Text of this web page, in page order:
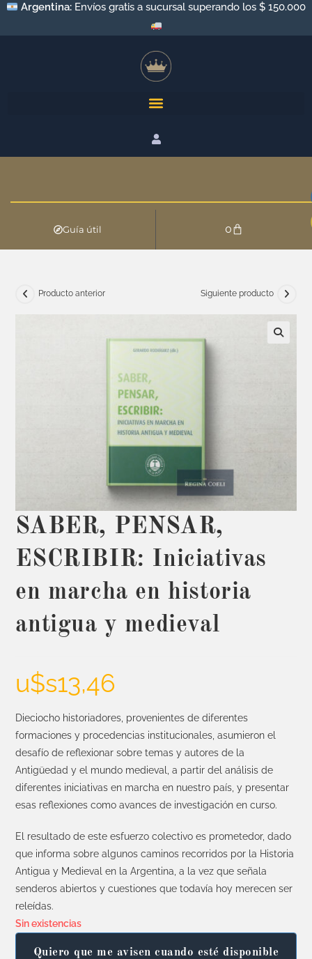
Argentina: Envíos gratis a sucursal superando los $ 150.000
Guía útil 0
Producto anterior Siguiente producto
SABER, PENSAR,
ESCRIBIR: Iniciativas
en marcha en historia
antigua y medieval
u$s13,46
Dieciocho historiadores, provenientes de diferentes
formaciones y procedencias institucionales, asumieron el
desafío de reflexionar sobre temas y autores de la
Antigüedad y el mundo medieval, a partir del análisis de
diferentes iniciativas en marcha en nuestro país, y presentar
esas reflexiones como avances de investigación en curso.
El resultado de este esfuerzo colectivo es prometedor, dado
que informa sobre algunos caminos recorridos por la Historia
Antigua y Medieval en la Argentina, a la vez que señala
senderos abiertos y cuestiones que todavía hoy merecen ser
releídas.
Sin existencias
Quiero que me avisen cuando esté disponible